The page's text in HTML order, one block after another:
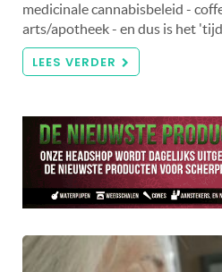
medicinale cannabisbeleid -
arts/apotheek - en dus is het
LEES VERDER